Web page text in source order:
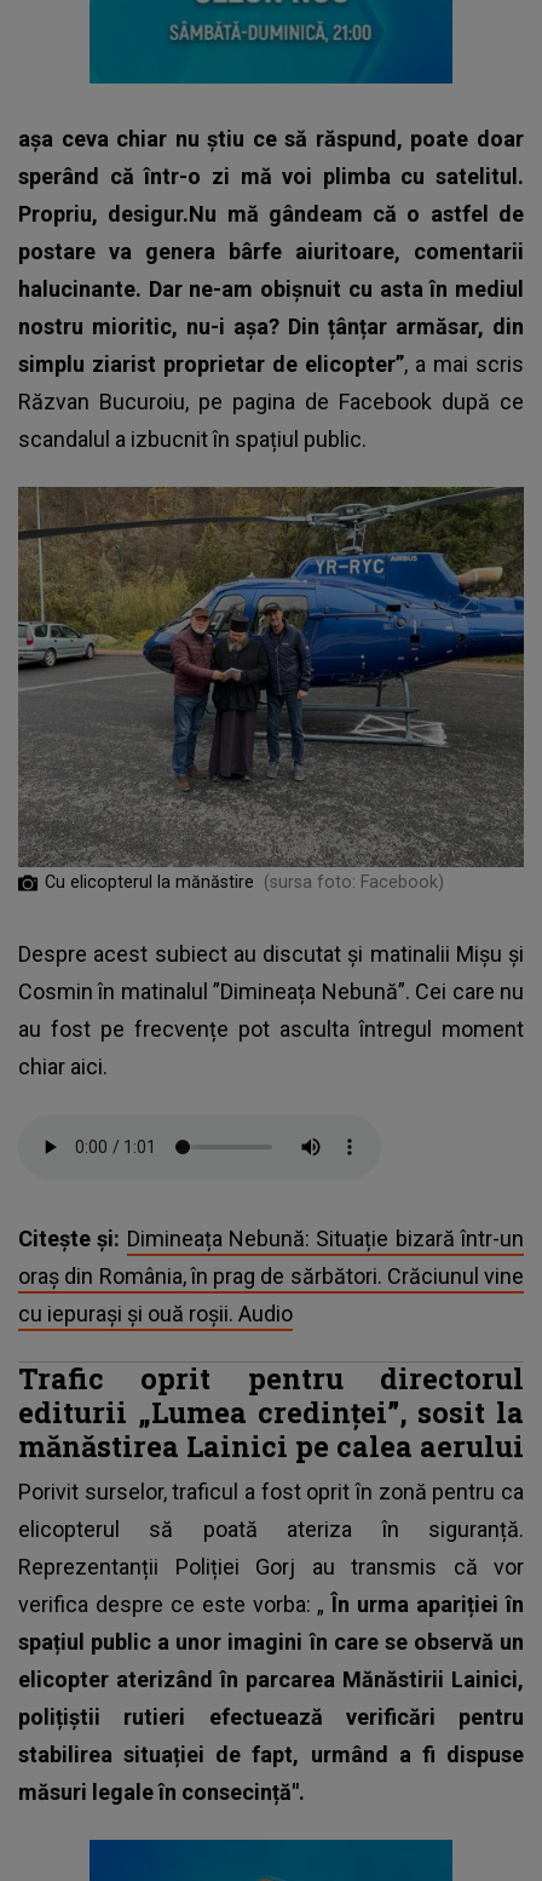
așa ceva chiar nu știu ce să răspund, poate doar
sperând că într-o zi mă voi plimba cu satelitul.
Propriu, desigur.Nu mă gândeam că o astfel de
postare va genera bârfe aiuritoare, comentarii
halucinante. Dar ne-am obișnuit cu asta în mediul
nostru mioritic, nu-i așa? Din țânțar armăsar, din
simplu ziarist proprietar de elicopter”, a mai scris
Răzvan Bucuroiu, pe pagina de Facebook după ce
scandalul a izbucnit în spațiul public.
Cu elicopterul la mănăstire (sursa foto: Facebook)
Despre acest subiect au discutat și matinalii Mișu și
Cosmin în matinalul ”Dimineața Nebună”. Cei care nu
au fost pe frecvențe pot asculta întregul moment
chiar aici.
Citește și: Dimineața Nebună: Situație bizară într-un
oraș din România, în prag de sărbători. Crăciunul vine
cu iepurași și ouă roșii. Audio
Trafic oprit pentru directorul
editurii „Lumea credinței”, sosit la
mănăstirea Lainici pe calea aerului
Porivit surselor, traficul a fost oprit în zonă pentru ca
elicopterul
să poată ateriza în siguranță.
Reprezentanții Poliției Gorj au transmis că vor
verifica despre ce este vorba: „ În urma apariției în
spațiul public a unor imagini în care se observă un
elicopter aterizând în parcarea Mănăstirii Lainici,
polițiștii rutieri efectuează verificări pentru
stabilirea situației de fapt, urmând a fi dispuse
măsuri legale în consecință".